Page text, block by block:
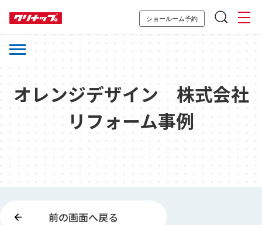
ショールーム予約
オレンジデザイン 株式会社
リフォーム事例
前の画面へ戻る